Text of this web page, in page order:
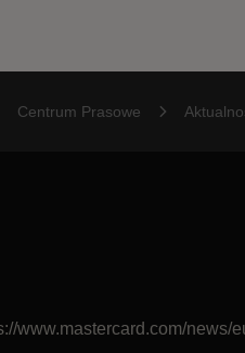
Centrum Prasowe
www.mastercard.com/news/